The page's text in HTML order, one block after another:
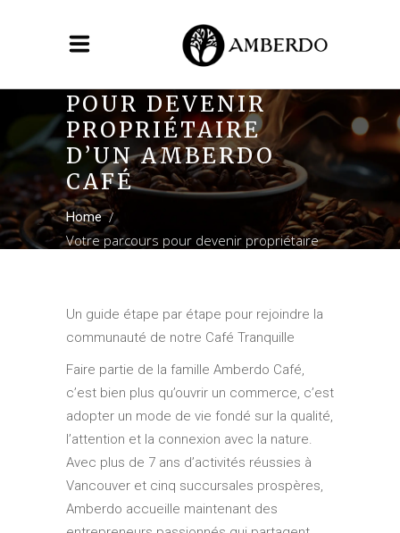
POUR DEVENIR
PROPRIÉTAIRE
D’UN AMBERDO
CAFÉ
Home/
Votre parcours pour devenir propriétaire
Un guide étape par étape pour rejoindre la
communauté de notre Café Tranquille
Faire partie de la famille Amberdo Café,
c’est bien plus qu’ouvrir un commerce, c’est
adopter un mode de vie fondé sur la qualité,
l’attention et la connexion avec la nature.
Avec plus de 7 ans d’activités réussies à
Vancouver et cinq succursales prospères,
Amberdo accueille maintenant des